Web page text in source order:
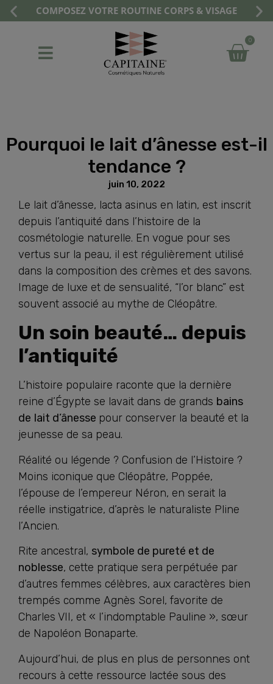
COMPOSEZ VOTRE ROUTINE CORPS & VISAGE
0
Pourquoi le lait d’ânesse est-il
tendance ?
juin 10, 2022
Le lait d’ânesse, lacta asinus en latin, est inscrit
depuis l’antiquité dans l’histoire de la
cosmétologie naturelle. En vogue pour ses
vertus sur la peau, il est régulièrement utilisé
dans la composition des crèmes et des savons.
Image de luxe et de sensualité, “l’or blanc” est
souvent associé au mythe de Cléopâtre.
Un soin beauté… depuis
l’antiquité
L’histoire populaire raconte que la dernière
reine d’Égypte se lavait dans de grands bains
de lait d’ânesse pour conserver la beauté et la
jeunesse de sa peau.
Réalité ou légende ? Confusion de l’Histoire ?
Moins iconique que Cléopâtre, Poppée,
l’épouse de l’empereur Néron, en serait la
réelle instigatrice, d’après le naturaliste Pline
l’Ancien.
Rite ancestral, symbole de pureté et de
noblesse, cette pratique sera perpétuée par
d’autres femmes célèbres, aux caractères bien
trempés comme Agnès Sorel, favorite de
Charles VII, et « l’indomptable Pauline », sœur
de Napoléon Bonaparte.
Aujourd’hui, de plus en plus de personnes ont
recours à cette ressource lactée sous des